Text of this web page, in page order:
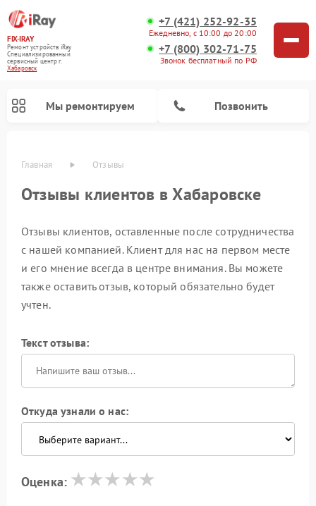
FIX-IRAY
Ремонт устройств iRay
Специализированный
cервисный центр г.
Хабаровск
+7 (421) 252-92-35
Ежедневно, с 10:00 до 20:00
+7 (800) 302-71-75
Звонок бесплатный по РФ
Мы ремонтируем Позвонить
Главная Отзывы
Отзывы клиентов в Хабаровске
Отзывы клиентов, оставленные после сотрудничества
с нашей компанией. Клиент для нас на первом месте
и его мнение всегда в центре внимания. Вы можете
также оставить отзыв, который обязательно будет
учтен.
Текст отзыва:
Откуда узнали о нас:
Оценка: